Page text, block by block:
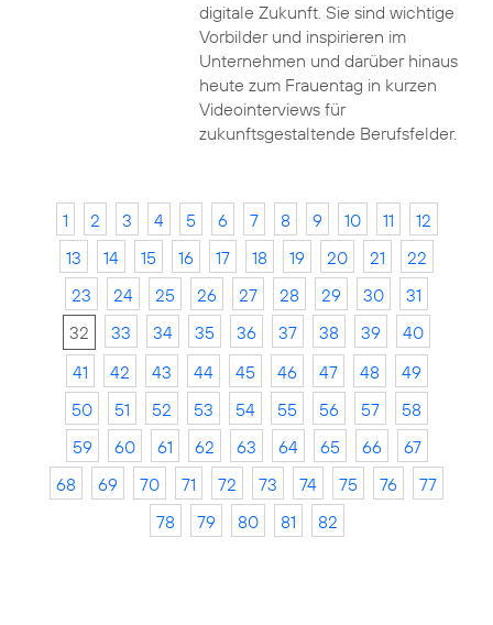
digitale Zukunft. Sie sind wichtige
Vorbilder und inspirieren im
Unternehmen und darüber hinaus
heute zum Frauentag in kurzen
Videointerviews für
zukunftsgestaltende Berufsfelder.
1 2 3 4 5 6 7 8 9 10 11
12
13
14 15 16 17 18 19 20 21
22
23
24 25 26 27 28 29 30
31
32
33 34 35 36 37 38 39
40
41
42 43 44 45 46 47 48
49
50
51 52 53 54 55 56 57
58
59
60 61 62 63 64 65 66
67
68
69 70 71 72 73 74 75 76
77
78
79 80 81 82